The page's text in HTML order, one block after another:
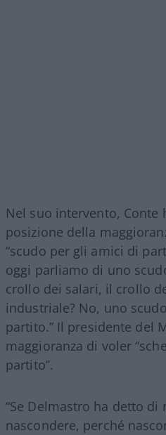
Nel suo intervento, Conte
posizione della
“scudo per gli amici di
oggi parliamo di uno
crollo dei salari, il crollo
industriale? No, uno
partito.” Il presidente del
maggioranza di voler
partito”.
“Se Delmastro ha detto di
nascondere, perché